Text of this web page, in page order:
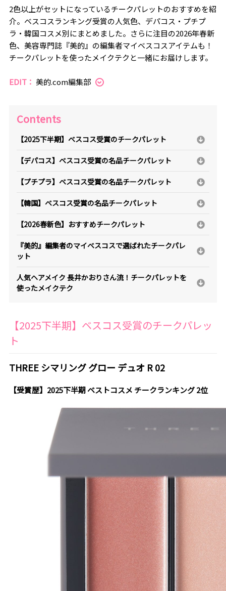
2色以上がセットになっているチークパレットのおすすめを紹
介。ベスコスランキング受賞の人気色、デパコス・プチプ
ラ・韓国コスメ別にまとめました。さらに注目の2026年春新
色、美容専門誌『美的』の編集者マイベスコスアイテムも！
チークパレットを使ったメイクテクと一緒にお届けします。
EDIT： 美的.com編集部
Contents
【2025下半期】ベスコス受賞のチークパレット
【デパコス】ベスコス受賞の名品チークパレット
【プチプラ】ベスコス受賞の名品チークパレット
【韓国】ベスコス受賞の名品チークパレット
【2026春新色】おすすめチークパレット
『美的』編集者のマイベスコスで選ばれたチークパレ
ット
人気ヘアメイク 長井かおりさん流！チークパレットを
使ったメイクテク
【2025下半期】ベスコス受賞のチークパレッ
ト
THREE シマリング グロー デュオ R 02
【受賞歴】2025下半期 ベストコスメ チークランキング 2位